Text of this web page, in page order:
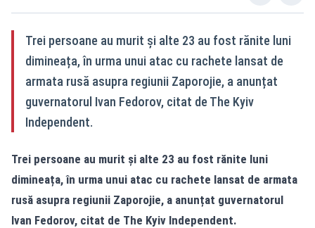
Trei persoane au murit și alte 23 au fost rănite luni
dimineața, în urma unui atac cu rachete lansat de
armata rusă asupra regiunii Zaporojie, a anunțat
guvernatorul Ivan Fedorov, citat de The Kyiv
Independent.
Trei persoane au murit și alte 23 au fost rănite luni
dimineața, în urma unui atac cu rachete lansat de armata
rusă asupra regiunii Zaporojie, a anunțat guvernatorul
Ivan Fedorov, citat de The Kyiv Independent.